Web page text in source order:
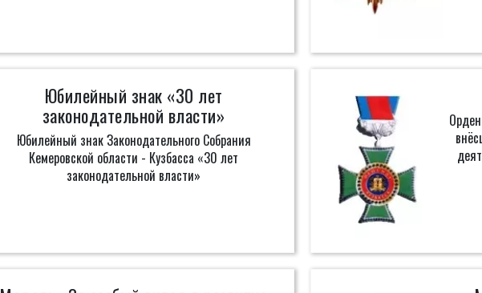
Юбилейный знак «30 лет
законодательной власти»
Юбилейный знак Законодательного Собрания
Кемеровской области - Кузбасса «30 лет
законодательной власти»